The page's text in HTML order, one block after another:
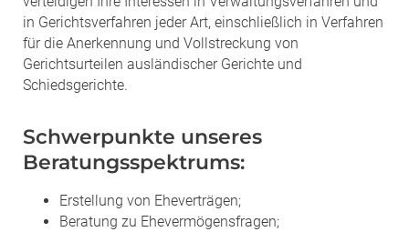
in Gerichtsverfahren jeder Art, einschließlich in Verfahren
für die Anerkennung und Vollstreckung von
Gerichtsurteilen ausländischer Gerichte und
Schiedsgerichte.
Schwerpunkte unseres
Beratungsspektrums:
Erstellung von Eheverträgen;
Beratung zu Ehevermögensfragen;